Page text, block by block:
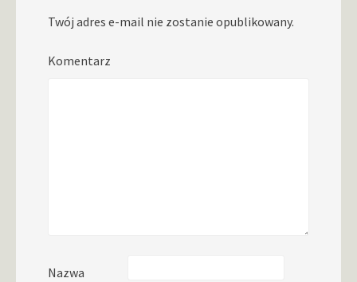
Twój adres e-mail nie zostanie opublikowany.
Komentarz
Nazwa